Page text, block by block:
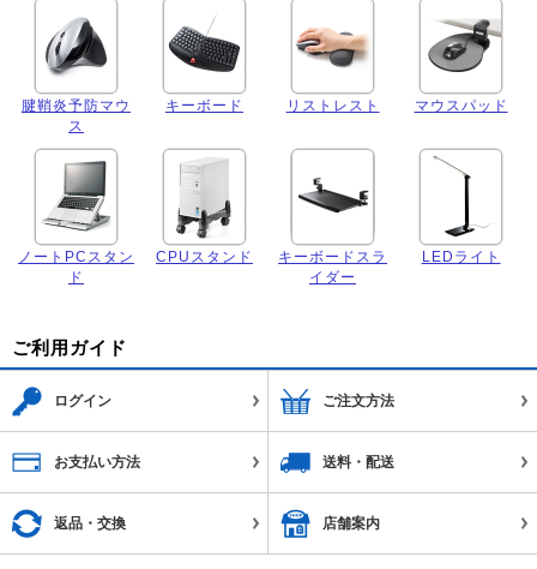
腱鞘炎予防マウ
ス
キーボード リストレスト マウスパッド
ノートPCスタン
ド
CPUスタンド
キーボードスラ
イダー
LEDライト
ご利用ガイド
ログイン ご注文方法
お支払い方法 送料・配送
返品・交換 店舗案内